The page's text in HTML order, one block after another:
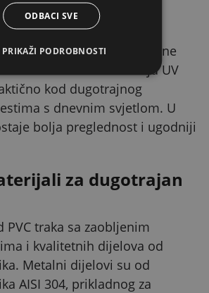
svjetlo, pa prolaz ne
Istovremeno imaju UV
kod dugotrajnog
s dnevnim svjetlom. U
bolja preglednost i ugodniji
za dugotrajan
PVC traka sa zaobljenim
i kvalitetnih dijelova od
Metalni dijelovi su od
AISI 304, prikladnog za
ODBACI SVE
PRIKAŽI PODROBNOSTI